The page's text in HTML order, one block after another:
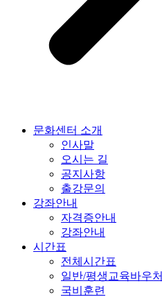
문화센터 소개
인사말
오시는 길
공지사항
출강문의
강좌안내
자격증안내
강좌안내
시간표
전체시간표
일반/평생교육바우처
국비훈련